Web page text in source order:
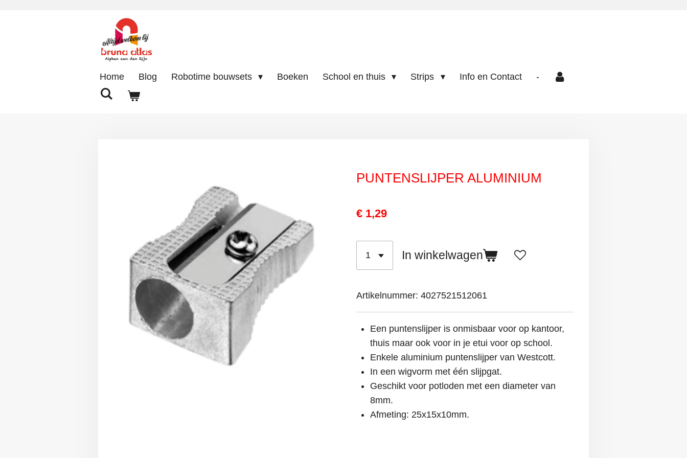
Home Blog Robotime bouwsets Boeken School en thuis Strips Info en Contact -
PUNTENSLIJPER ALUMINIUM
€ 1,29
In winkelwagen
Artikelnummer: 4027521512061
Een puntenslijper is onmisbaar voor op kantoor,
thuis maar ook voor in je etui voor op school.
Enkele aluminium puntenslijper van Westcott.
In een wigvorm met één slijpgat.
Geschikt voor potloden met een diameter van
8mm.
Afmeting: 25x15x10mm.